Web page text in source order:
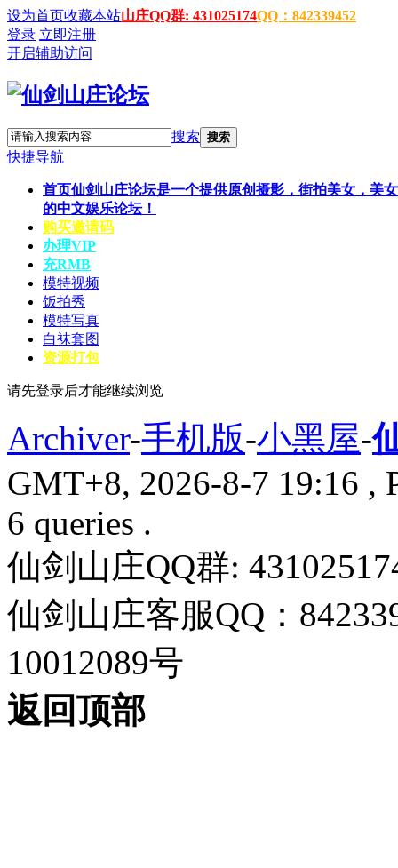
设为首页收藏本站山庄QQ群: 431025174QQ：842339452
登录 立即注册
开启辅助访问
搜索 搜索
快捷导航
首页仙剑山庄论坛是一个提供原创摄影，街拍美女，美
的中文娱乐论坛！
购买邀请码
办理VIP
充RMB
模特视频
饭拍秀
模特写真
白袜套图
资源打包
请先登录后才能继续浏览
Archiver-手机版-小黑屋-
GMT+8, 2026-8-7 19:16 ,
6 queries .
仙剑山庄QQ群:
仙剑山庄客服QQ：
10012089号
返回顶部